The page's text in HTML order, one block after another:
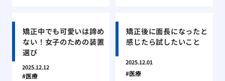
矯正中でも可愛いは諦め
ない！女子のための装置
選び
2025.12.12
医療
矯正後に面長になったと
感じたら試したいこと
2025.12.01
医療